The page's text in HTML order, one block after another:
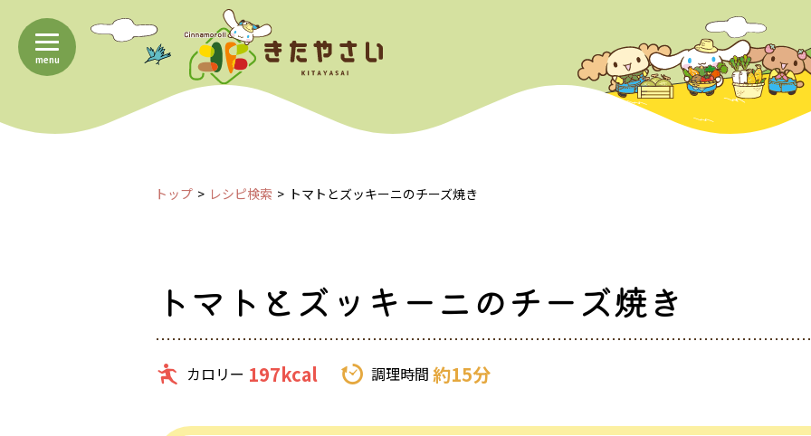
menu
トップ レシピ検索 トマトとズッキーニのチーズ焼き
トマトとズッキーニのチーズ焼き
カロリー 197kcal 調理時間 約15分